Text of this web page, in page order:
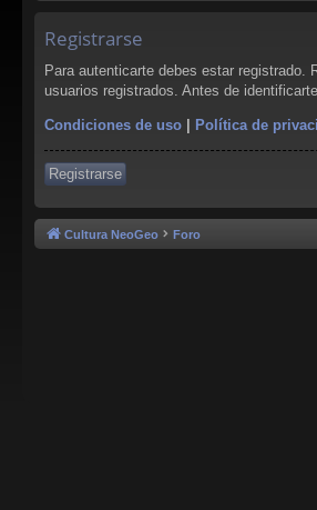
Registrarse
Para autenticarte debes estar registrado.
usuarios registrados. Antes de
Condiciones de uso | Política de
Registrarse
Cultura NeoGeo Foro